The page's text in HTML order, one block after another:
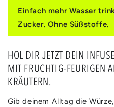
für
SPICE
UPS
|
HERBS
&amp;
SPICES
FLAVOURS
für
SPICE
UPS
|
HERBS
&amp;
SPICES
Einfach mehr Wasser
Zucker. Ohne Süßstoffe.
HOL DIR JETZT DEIN
MIT FRUCHTIG-FEURIGEN
KRÄUTERN.
Gib deinem Alltag die